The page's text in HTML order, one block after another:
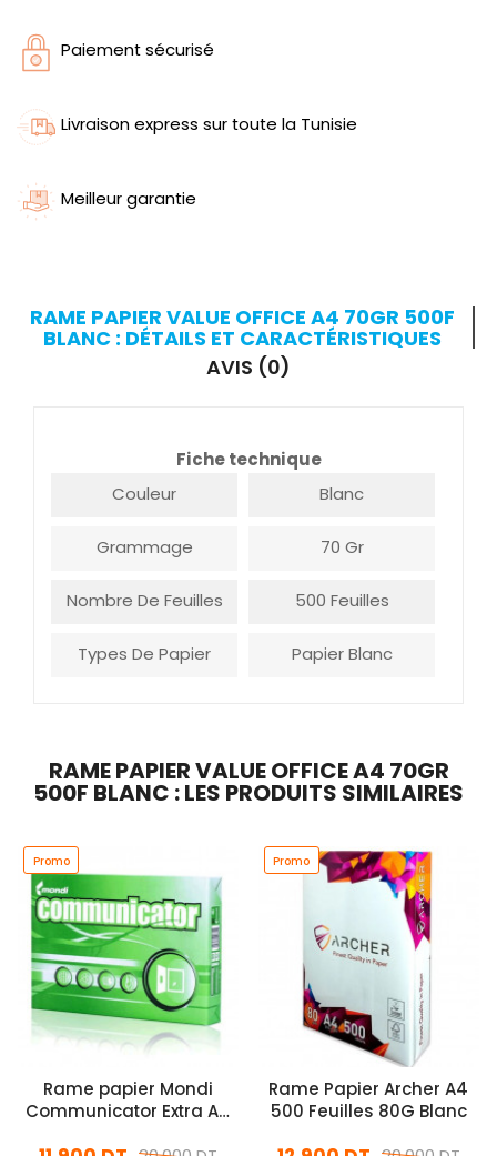
Paiement sécurisé
Livraison express sur toute la Tunisie
Meilleur garantie
RAME PAPIER VALUE OFFICE A4 70GR 500F
BLANC : DÉTAILS ET CARACTÉRISTIQUES
AVIS (0)
Fiche technique
Couleur
Blanc
Grammage 70 Gr
Nombre De Feuilles 500 Feuilles
Types De Papier Papier Blanc
RAME PAPIER VALUE OFFICE A4 70GR
500F BLANC : LES PRODUITS SIMILAIRES
Promo
Rame papier Mondi
Communicator Extra A4
Promo
Rame Papier Archer A4
500 Feuilles 80G Blanc